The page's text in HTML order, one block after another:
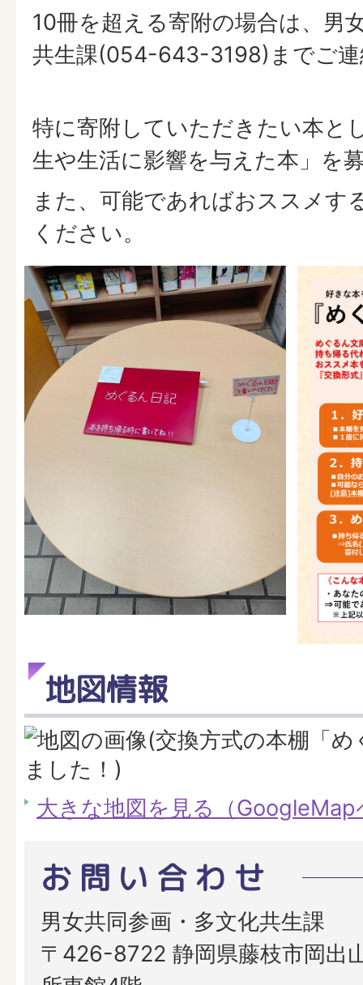
10冊を超える寄附の場合は、男
共生課(054-643-3198)までご
特に寄附していただきたい本と
生や生活に影響を与えた本」を
また、可能であればおススメす
ください。
地図情報
大きな地図を見る（GoogleMap
お問い合わせ
男女共同参画・多文化共生課
〒426-8722 静岡県藤枝市岡出